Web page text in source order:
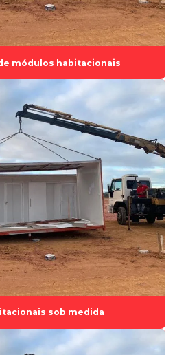
santo
vendas
módulos habitacionais
sob medida